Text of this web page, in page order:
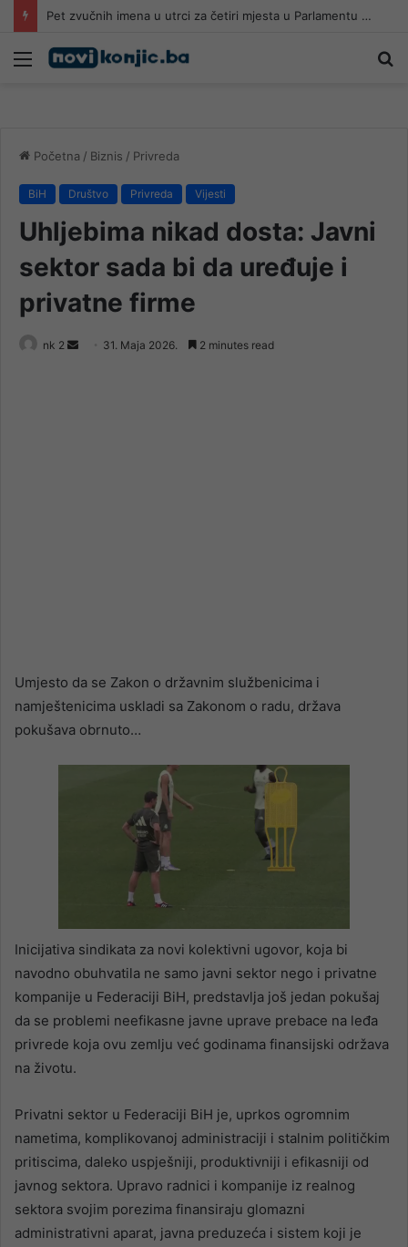
Pet zvučnih imena u utrci za četiri mjesta u Parlamentu BiH
Meni
Početna / Biznis / Privreda
BiH Društvo Privreda Vijesti
Uhljebima nikad dosta: Javni
sektor sada bi da uređuje i
privatne firme
nk 2
Send 31. Maja 2026. 2 minutes read
Umjesto da se Zakon o državnim službenicima i
namještenicima uskladi sa Zakonom o radu, država
pokušava obrnuto…
Inicijativa sindikata za novi kolektivni ugovor, koja bi
navodno obuhvatila ne samo javni sektor nego i privatne
kompanije u Federaciji BiH, predstavlja još jedan pokušaj
da se problemi neefikasne javne uprave prebace na leđa
privrede koja ovu zemlju već godinama finansijski održava
na životu.
Privatni sektor u Federaciji BiH je, uprkos ogromnim
nametima, komplikovanoj administraciji i stalnim političkim
pritiscima, daleko uspješniji, produktivniji i efikasniji od
javnog sektora. Upravo radnici i kompanije iz realnog
sektora svojim porezima finansiraju glomazni
administrativni aparat, javna preduzeća i sistem koji je